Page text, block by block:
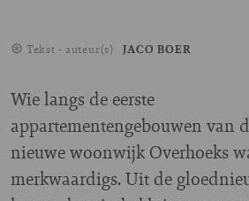
Tekst - auteur(s) JACO BOER
Wie langs de eerste
appartementengebouwen van
nieuwe woonwijk Overhoeks
merkwaardigs. Uit de